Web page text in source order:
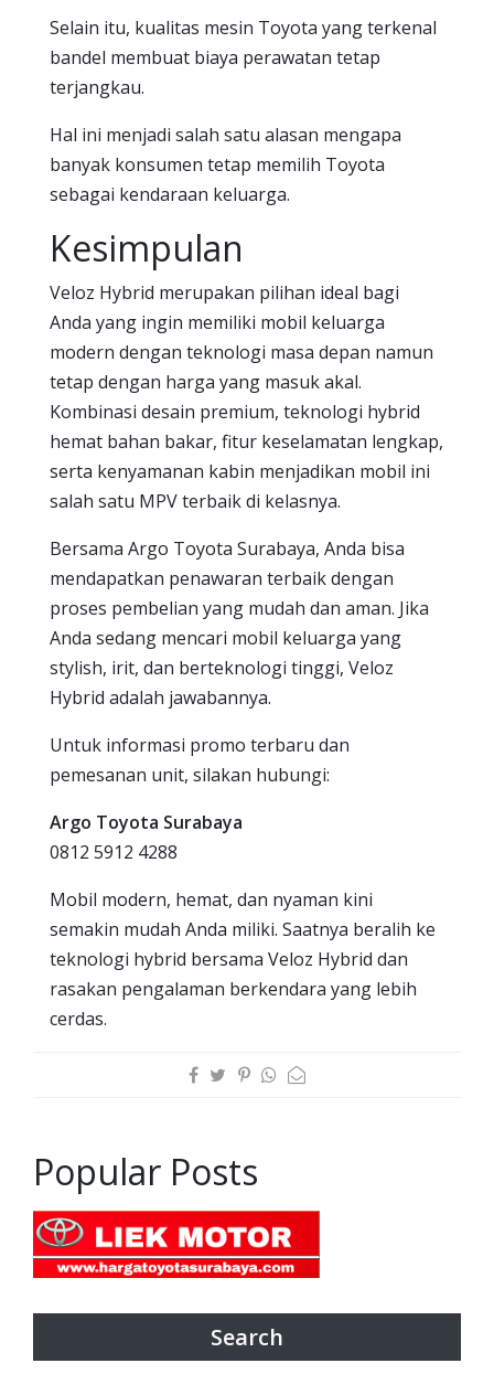
Selain itu, kualitas mesin Toyota yang terkenal
bandel membuat biaya perawatan tetap
terjangkau.
Hal ini menjadi salah satu alasan mengapa
banyak konsumen tetap memilih Toyota
sebagai kendaraan keluarga.
Kesimpulan
Veloz Hybrid merupakan pilihan ideal bagi
Anda yang ingin memiliki mobil keluarga
modern dengan teknologi masa depan namun
tetap dengan harga yang masuk akal.
Kombinasi desain premium, teknologi hybrid
hemat bahan bakar, fitur keselamatan lengkap,
serta kenyamanan kabin menjadikan mobil ini
salah satu MPV terbaik di kelasnya.
Bersama Argo Toyota Surabaya, Anda bisa
mendapatkan penawaran terbaik dengan
proses pembelian yang mudah dan aman. Jika
Anda sedang mencari mobil keluarga yang
stylish, irit, dan berteknologi tinggi, Veloz
Hybrid adalah jawabannya.
Untuk informasi promo terbaru dan
pemesanan unit, silakan hubungi:
Argo Toyota Surabaya
0812 5912 4288
Mobil modern, hemat, dan nyaman kini
semakin mudah Anda miliki. Saatnya beralih ke
teknologi hybrid bersama Veloz Hybrid dan
rasakan pengalaman berkendara yang lebih
cerdas.
Popular Posts
Search